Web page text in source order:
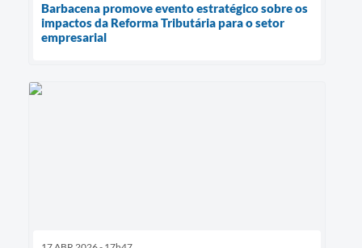
Barbacena promove evento estratégico sobre os
impactos da Reforma Tributária para o setor
empresarial